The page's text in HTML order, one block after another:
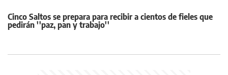
Cinco Saltos se prepara para recibir a cientos de fieles que
pedirán ''paz, pan y trabajo''